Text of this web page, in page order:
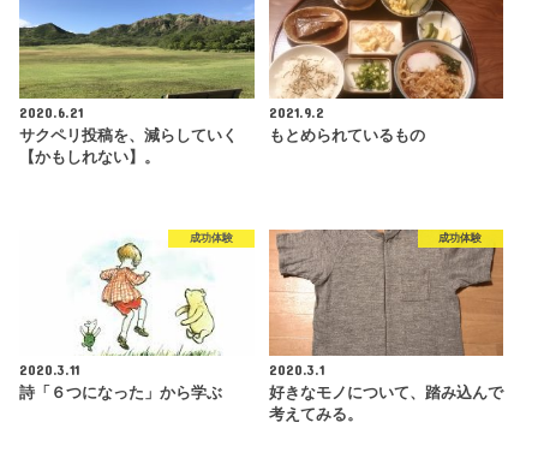
2020.6.21
サクペリ投稿を、減らしていく
【かもしれない】。
2021.9.2
もとめられているもの
成功体験
2020.3.11
詩「６つになった」から学ぶ
成功体験
2020.3.1
好きなモノについて、踏み込んで
考えてみる。